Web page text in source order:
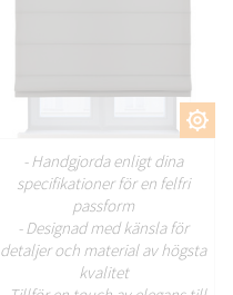
- Handgjorda enligt dina
specifikationer för en felfri
passform
- Designad med känsla för
detaljer och material av högsta
kvalitet